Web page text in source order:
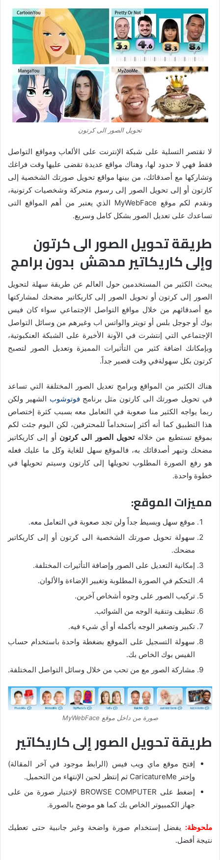
تحويل الصور الى كرتون
لا تقتصر التسلية على شبكة الإنترنت على الألعاب ومواقع التواصل
فقط فهي لا حدود لها، وهناك مواقع عديدة تقضى عليها وقت فراغك
وتشاركها مع أصدقائك، من بينها مواقع تحويل صورتك الشخصية إلى
كارتون أو إلى تحويل الصور إلى رسوم متحركة وشخصيات كرتونية،
ونقدم لكم موقع MyWebFace الذي يعتبر من أهم المواقع التى
تساعدك على تعديل الصور بشكل كامل وسريع.
طريقة تحويل الصور الى كرتون
وإلى كاريكاتير مدهش بدون برامج
يبحث الكثير من المستخدمين حول العالم عن طريقة سهلة لتحويل
الصور إلى كرتون أو تحويل الصور إلى كاريكاتير مضحك لمشاركتها
مع أصدقائهم من خلال مواقع التواصل الإجتماعي سواء كان فيس
بوك أو جوجل بلس أو تويتر والواتس اب وغيرهم من وسائل التواصل
الإجتماعي التي إنتشرت في الآونة الأخيرة على الشبكة العنكبوتية،
وبإمكانك اضافة كثير من التأثيرات المميزة وتعديل الصور لتصبح
كرتون بكل سهولةفي وقت قصير جداً.
هناك الكثير من المواقع وبرامج تعديل الصور المختلفة التي تساعد
في تحويل صورتك الى كارتون مثل برنامج فوتوشوب الشهير ولكن
ربما يواجه الكثير منا صعوبة في التعامل معه بسبب كثرة إختصاص
هذا التطبيق كما أنه أكثر إستخداماً للمحترفين، لكن اليوم جئت لكم
بموقع تستطيع من خلالهتحويل الصور الى كرتون أو إلى كاريكاتير
مضحك وتبهر أصدقائك به، فالموقع سهل للغاية وكل ما عليك فعله
هو رفع الصورة المطلوب تحويلها إلى كارتون وسيتم تحويلها في
خطوة واحدة.
مميزات الموقع:
موقع سهل وبسيط جداً ولن تجد صعوبة في التعامل معه.
سهولة تحويل صورتك الشخصية الى كرتون أو إلى كاريكاتير
مضحك.
إمكانية التعديل على الصور وإضافة التأثيرات المختلفة.
التحكم في الصورة المطلوبة وتغيير الإضاءة والألوان.
تركيب الصور على وجوه أشخاص آخرين.
تنظيف وتنقية الوجه من الشوائب.
تكبير وتصغير الوجه بأكمله أو أي شيء فيه.
سهولة التسجيل على الموقع بضغطة واحدة باستخدام حساب
الفيس بوك الخاص بك.
مشاركة الصور مع من تحب من خلال وسائل التواصل المختلفة.
صورة من داخل موقع MyWebFace
طريقة تحويل الصور إلى كاريكاتير
إفتح موقع ماي ويب فيس (الرابط موجود في آخر المقالة)
وإختر CaricatureMe ثم إنتظر لحين الإنتهاء من التحميل.
إضغط على BROWSE COMPUTER لإختيار صورة من على
جهاز الكمبيوتر الخاص بك كما هو موضح بالصورة.
ملحوظة: يفضل إستخدام صورة واضحة وغير جانبية حتى تعطيك
نتيجة أفضل.